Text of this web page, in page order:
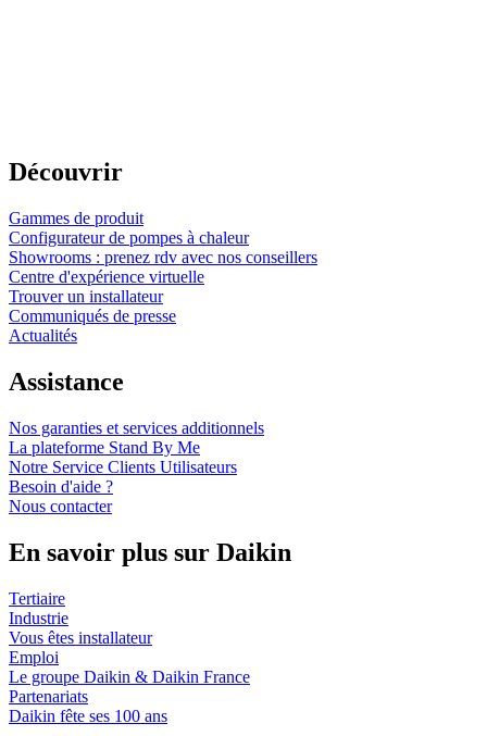
Découvrir
Gammes de produit
Configurateur de pompes à chaleur
Showrooms : prenez rdv avec nos conseillers
Centre d'expérience virtuelle
Trouver un installateur
Communiqués de presse
Actualités
Assistance
Nos garanties et services additionnels
La plateforme Stand By Me
Notre Service Clients Utilisateurs
Besoin d'aide ?
Nous contacter
En savoir plus sur Daikin
Tertiaire
Industrie
Vous êtes installateur
Emploi
Le groupe Daikin & Daikin France
Partenariats
Daikin fête ses 100 ans